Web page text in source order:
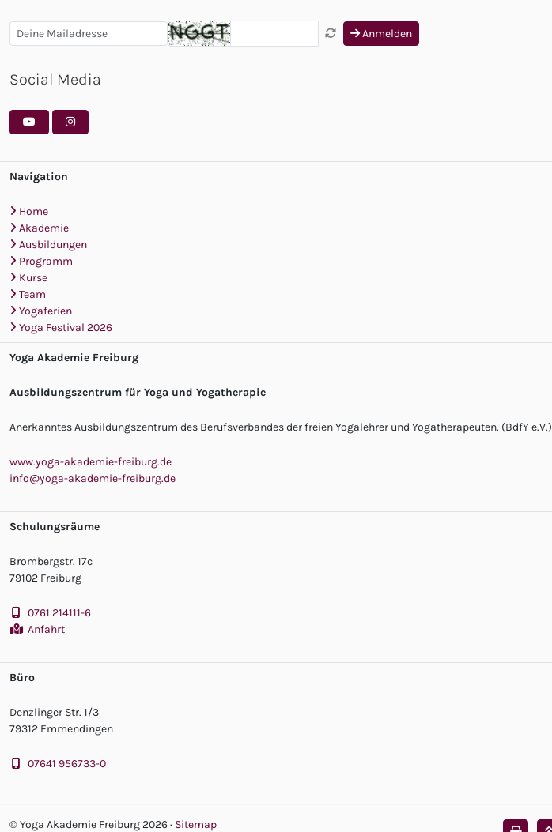
Anmelden
Social Media
Navigation
Home
Akademie
Ausbildungen
Programm
Kurse
Team
Yogaferien
Yoga Festival 2026
Yoga Akademie Freiburg
Ausbildungszentrum für Yoga und Yogatherapie
Anerkanntes Ausbildungszentrum des Berufsverbandes der freien Yogalehrer und Yogatherapeuten. (BdfY e.V.)
www.yoga-akademie-freiburg.de
info@yoga-akademie-freiburg.de
Schulungsräume
Brombergstr. 17c
79102 Freiburg
0761 214111-6
Anfahrt
Büro
Denzlinger Str. 1/3
79312 Emmendingen
07641 956733-0
© Yoga Akademie Freiburg 2026· Sitemap